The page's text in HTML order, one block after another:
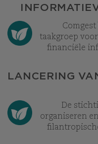
taakgroep
financiële
LANCERING
De
organiseren